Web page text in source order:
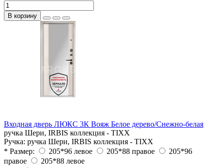
В корзину
Входная дверь ЛЮКС 3К Вояж Белое дерево/Снежно-белая
ручка Шери, IRBIS коллекция - TIXX
Ручка: ручка Шери, IRBIS коллекция - TIXX
* Размер:
205*96 левое 205*88 правое
205*96
правое
205*88 левое